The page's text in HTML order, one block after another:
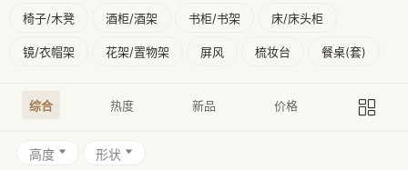
椅子/木凳 酒柜/酒架 书柜/书架 床/床头柜
镜/衣帽架 花架/置物架 屏风 梳妆台 餐桌(套)
综合 热度 新品 价格
高度 形状